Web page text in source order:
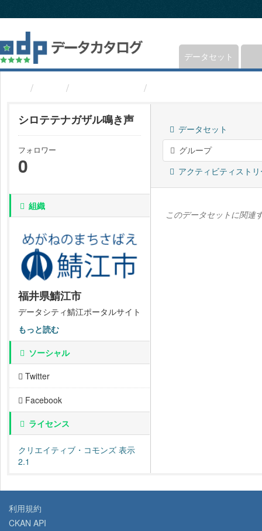
キ
プ
し
て
データセット
シロテテナガザル鳴き声
フォロワー
0
組織
福井県鯖江市
データシティ鯖江ポータルサイト
もっと読む
ソーシャル
Twitter
Facebook
ライセンス
クリエイティブ・コモンズ 表示
2.1
データセット
グループ
アクティビティスト
このデータセットに関連
利用規約
CKAN API